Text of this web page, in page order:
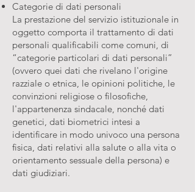
Categorie di dati personali
La prestazione del servizio istituzionale in
oggetto comporta il trattamento di dati
personali qualificabili come comuni, di
“categorie particolari di dati personali”
(ovvero quei dati che rivelano l'origine
razziale o etnica, le opinioni politiche, le
convinzioni religiose o filosofiche,
l'appartenenza sindacale, nonché dati
genetici, dati biometrici intesi a
identificare in modo univoco una persona
fisica, dati relativi alla salute o alla vita o
orientamento sessuale della persona) e
dati giudiziari.